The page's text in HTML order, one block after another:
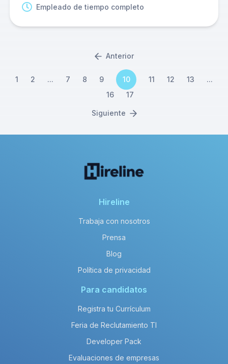
Empleado de tiempo completo
Anterior
1 2 ... 7 8 9 10 11 12 13
...
16
17
Siguiente
Hireline
Trabaja con nosotros
Prensa
Blog
Política de privacidad
Para candidatos
Registra tu Currículum
Feria de Reclutamiento TI
Developer Pack
Evaluaciones de empresas